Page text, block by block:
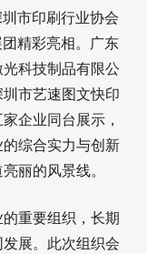
市印刷行业协会
团精彩亮相。广东
科技制品有限公
市艺速图文快印
企业同台展示，
综合实力与创新
丽的风景线。
重要组织，长期
展。此次组织会